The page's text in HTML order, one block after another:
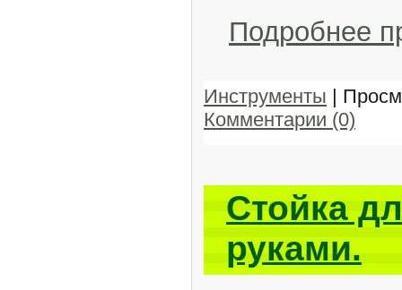
Подробнее
Инструменты |
Комментарии (0)
Стойка
руками.